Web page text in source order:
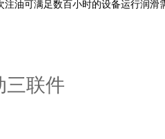
注油可满足数百小时的设备运行润